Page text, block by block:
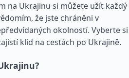
na Ukrajinu si můžete užít každý
že jste chráněni v
okolností. Vyberte si
klid na cestách po Ukrajině.